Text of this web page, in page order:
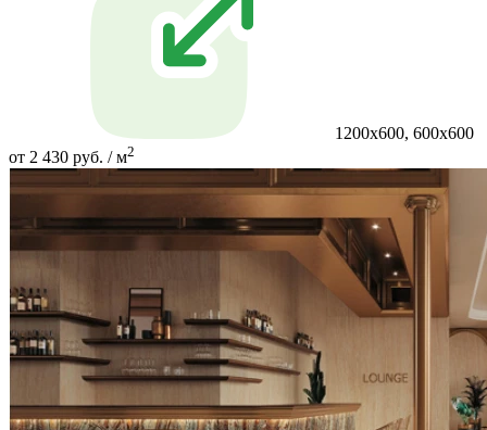
1200x600, 600x600
от 2 430 руб. / м2